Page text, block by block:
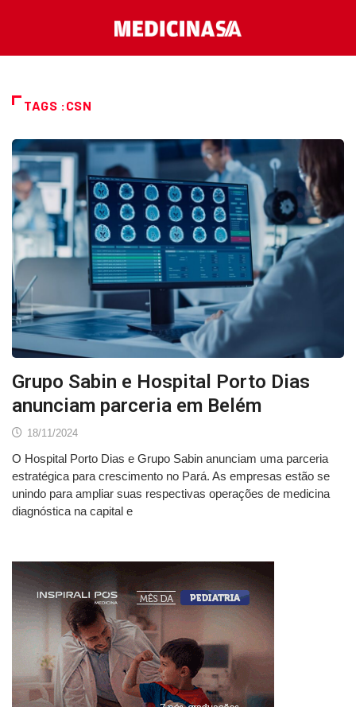
TAGS :CSN
Grupo Sabin e Hospital Porto Dias
anunciam parceria em Belém
18/11/2024
O Hospital Porto Dias e Grupo Sabin anunciam uma parceria
estratégica para crescimento no Pará. As empresas estão se
unindo para ampliar suas respectivas operações de medicina
diagnóstica na capital e